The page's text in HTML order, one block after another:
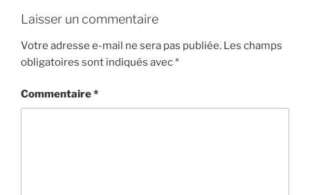
Laisser un commentaire
Votre adresse e-mail ne sera pas publiée. Les champs
obligatoires sont indiqués avec*
Commentaire*